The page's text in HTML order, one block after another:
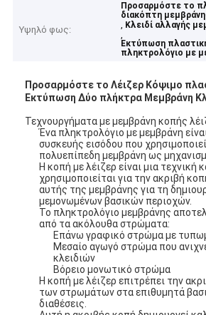
Υψηλό φως:
Προσαρμόστε το
διακόπτη
, Κλειδί αλλαγής
,
Εκτύπωση
πληκτρολόγιο με
Προσαρμόστε το Λέιζερ Κόψιμο
Εκτύπωση Δύο πλήκτρα Μεμβράνη
Τεχνουργήματα με μεμβράνη κοπής
Ένα πληκτρολόγιο με μεμβράνη
συσκευής εισόδου που
πολυεπίπεδη μεμβράνη ως
Η κοπή με λέιζερ είναι μια τεχνική
χρησιμοποιείται για την ακριβή
αυτής της μεμβράνης για τη
μεμονωμένων βασικών περιοχών.
Το πληκτρολόγιο μεμβράνης
από τα ακόλουθα στρώματα:
Επάνω γραφικό στρώμα με
Μεσαίο αγωγό στρώμα που
κλειδιών
Βόρειο μονωτικό στρώμα
Η κοπή με λέιζερ επιτρέπει την
των στρωμάτων στα επιθυμητά
διαθέσεις.